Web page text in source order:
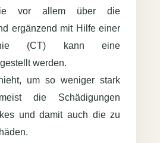
vor allem über die
ergänzend mit Hilfe einer
(CT) kann eine
werden.
um so weniger stark
die Schädigungen
und damit auch die zu